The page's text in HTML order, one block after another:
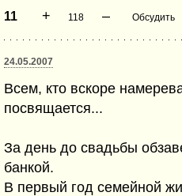
11 + 118 – Обсудить
24.05.2007
Всем, кто вскоре
посвящается...
За день до свадьбы
банкой.
В первый год семейной